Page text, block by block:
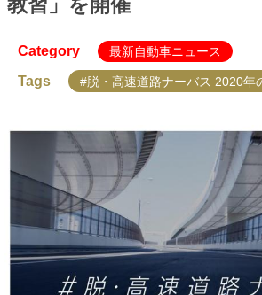
Category 最新自動車ニュース
Tags #脱・高速道路ナーバス 2020年